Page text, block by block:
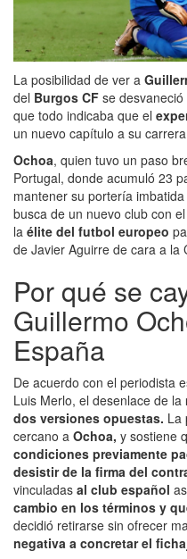
La posibilidad de ver a
del Burgos CF se
que todo indicaba que el
un nuevo capítulo a su
Ochoa, quien tuvo un paso
Portugal, donde acumuló 23
mantener su portería
busca de un nuevo club con
la élite del futbol europeo
de Javier Aguirre de cara a la
Por qué se
Guillermo
España
De acuerdo con el periodista
Luis Merlo, el desenlace de la
dos versiones opuestas. La
cercano a Ochoa, y sostiene
condiciones previamente
desistir de la firma del
vinculadas al club español
cambio en los términos y
decidió retirarse sin ofrecer
negativa a concretar el